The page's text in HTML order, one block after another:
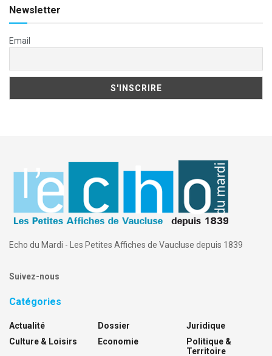
Newsletter
Email
Echo du Mardi - Les Petites Affiches de Vaucluse depuis 1839
Suivez-nous
Catégories
Actualité
Culture & Loisirs
Dossier
Economie
Juridique
Politique &
Territoire